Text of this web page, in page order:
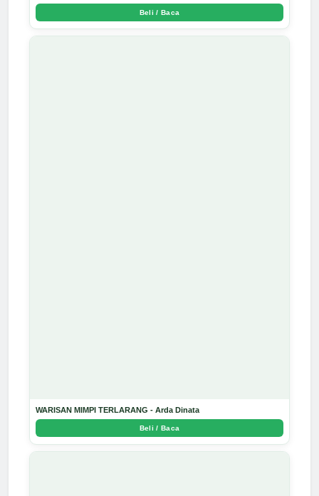
Beli / Baca
WARISAN MIMPI TERLARANG - Arda Dinata
Beli / Baca